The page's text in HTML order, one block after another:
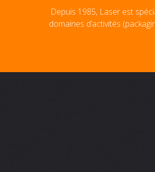
Depuis 1985, Laser est
domaines d’activités